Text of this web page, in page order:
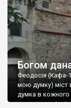
Богом
Феодосія (Кафа-
мою думку) міст
думка в кожного
запрошую